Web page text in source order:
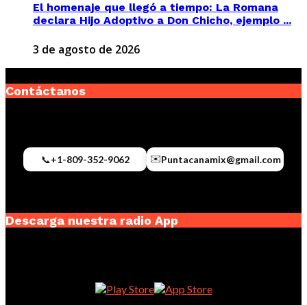
El homenaje que llegó a tiempo: La Romana
declara Hijo Adoptivo a Don Chicho, ejemplo ...
3 de agosto de 2026
Contáctanos
📞+1-809-352-9062 ✉️Puntacanamix@gmail.com
Descarga nuestra radio App